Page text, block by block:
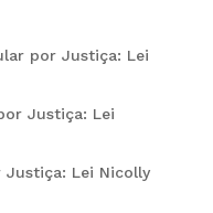
por Justiça: Lei
Justiça: Lei
Justiça: Lei Nicolly